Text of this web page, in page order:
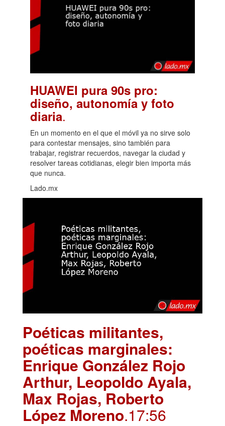
HUAWEI pura 90s pro:
diseño, autonomía y foto
diaria.
En un momento en el que el móvil ya no sirve solo
para contestar mensajes, sino también para
trabajar, registrar recuerdos, navegar la ciudad y
resolver tareas cotidianas, elegir bien importa más
que nunca.
Lado.mx
Poéticas militantes,
poéticas marginales:
Enrique González Rojo
Arthur, Leopoldo Ayala,
Max Rojas, Roberto
López Moreno.17:56